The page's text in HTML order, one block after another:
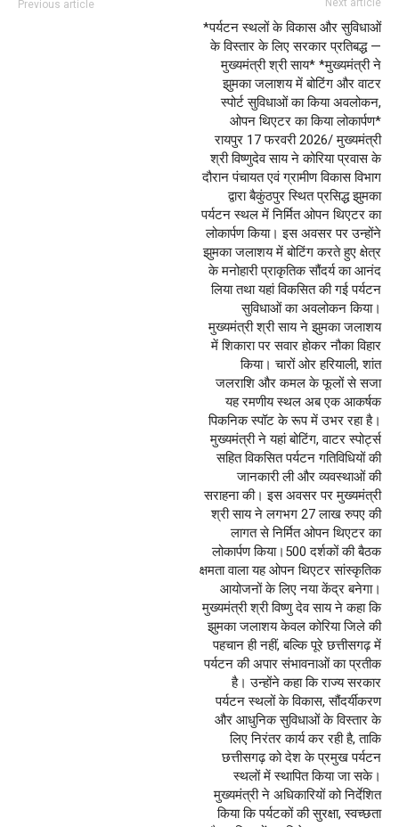
Previous article Next article
*पर्यटन स्थलों के विकास और सुविधाओं
के विस्तार के लिए सरकार प्रतिबद्ध —
मुख्यमंत्री श्री साय* *मुख्यमंत्री ने
झुमका जलाशय में बोटिंग और वाटर
स्पोर्ट सुविधाओं का किया अवलोकन,
ओपन थिएटर का किया लोकार्पण*
रायपुर 17 फरवरी 2026/ मुख्यमंत्री
श्री विष्णुदेव साय ने कोरिया प्रवास के
दौरान पंचायत एवं ग्रामीण विकास विभाग
द्वारा बैकुंठपुर स्थित प्रसिद्ध झुमका
पर्यटन स्थल में निर्मित ओपन थिएटर का
लोकार्पण किया। इस अवसर पर उन्होंने
झुमका जलाशय में बोटिंग करते हुए क्षेत्र
के मनोहारी प्राकृतिक सौंदर्य का आनंद
लिया तथा यहां विकसित की गई पर्यटन
सुविधाओं का अवलोकन किया।
मुख्यमंत्री श्री साय ने झुमका जलाशय
में शिकारा पर सवार होकर नौका विहार
किया। चारों ओर हरियाली, शांत
जलराशि और कमल के फूलों से सजा
यह रमणीय स्थल अब एक आकर्षक
पिकनिक स्पॉट के रूप में उभर रहा है।
मुख्यमंत्री ने यहां बोटिंग, वाटर स्पोर्ट्स
सहित विकसित पर्यटन गतिविधियों की
जानकारी ली और व्यवस्थाओं की
सराहना की। इस अवसर पर मुख्यमंत्री
श्री साय ने लगभग 27 लाख रुपए की
लागत से निर्मित ओपन थिएटर का
लोकार्पण किया।500 दर्शकों की बैठक
क्षमता वाला यह ओपन थिएटर सांस्कृतिक
आयोजनों के लिए नया केंद्र बनेगा।
मुख्यमंत्री श्री विष्णु देव साय ने कहा कि
झुमका जलाशय केवल कोरिया जिले की
पहचान ही नहीं, बल्कि पूरे छत्तीसगढ़ में
पर्यटन की अपार संभावनाओं का प्रतीक
है। उन्होंने कहा कि राज्य सरकार
पर्यटन स्थलों के विकास, सौंदर्यीकरण
और आधुनिक सुविधाओं के विस्तार के
लिए निरंतर कार्य कर रही है, ताकि
छत्तीसगढ़ को देश के प्रमुख पर्यटन
स्थलों में स्थापित किया जा सके।
मुख्यमंत्री ने अधिकारियों को निर्देशित
किया कि पर्यटकों की सुरक्षा, स्वच्छता